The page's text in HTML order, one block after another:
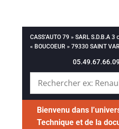
CASS’AUTO 79 » SARL S.D.B.A
« BOUCOEUR » 79330 SAINT
Bienvenu dans
Technique et de la